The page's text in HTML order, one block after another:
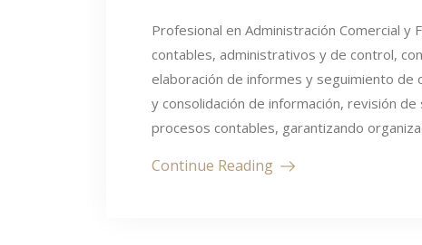
Profesional en Administración Comercial y
contables, administrativos y de control,
elaboración de informes y seguimiento de
y consolidación de información, revisión
procesos contables, garantizando
Continue Reading